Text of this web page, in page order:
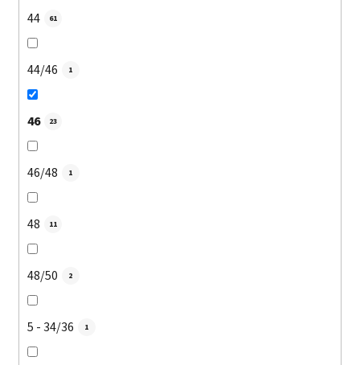
44 61
44/46 1
46 23
46/48 1
48 11
48/50 2
5 - 34/36 1